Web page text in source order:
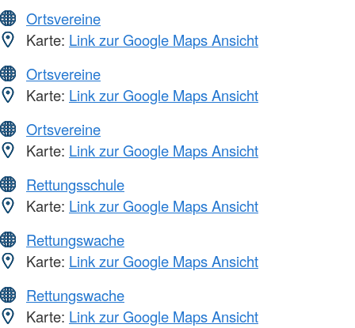
Ortsvereine
Karte: Link zur Google Maps Ansicht
Ortsvereine
Karte: Link zur Google Maps Ansicht
Ortsvereine
Karte: Link zur Google Maps Ansicht
Rettungsschule
Karte: Link zur Google Maps Ansicht
Rettungswache
Karte: Link zur Google Maps Ansicht
Rettungswache
Karte: Link zur Google Maps Ansicht